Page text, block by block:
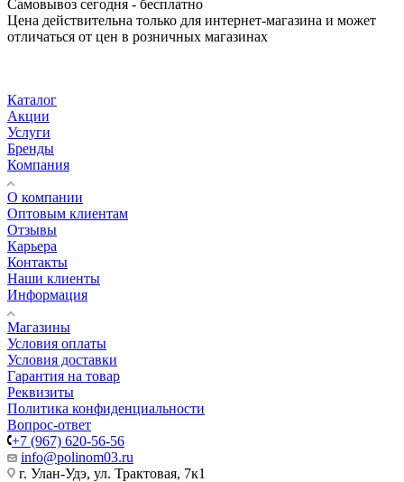
Самовывоз сегодня - бесплатно
Цена действительна только для интернет-магазина и может
отличаться от цен в розничных магазинах
Каталог
Акции
Услуги
Бренды
Компания
О компании
Оптовым клиентам
Отзывы
Карьера
Контакты
Наши клиенты
Информация
Магазины
Условия оплаты
Условия доставки
Гарантия на товар
Реквизиты
Политика конфиденциальности
Вопрос-ответ
+7 (967) 620-56-56
info@polinom03.ru
г. Улан-Удэ, ул. Трактовая, 7к1